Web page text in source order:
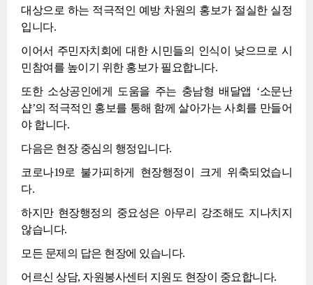
대상으로 하는 적극적인 예방 차원의 홍보가 절실한 실정
입니다.
이어서 주민자치회에 대한 시민들의 인식이 낮으므로 시
민참여를 높이기 위한 홍보가 필요합니다.
또한 소상공인에게 도움을 주는 충남형 배달앱 ‘소문난
샵’의 적극적인 홍보를 통해 함께 살아가는 사회를 만들어
야 합니다.
다음은 현장 중심의 행정입니다.
코로나19로 불가피하게 현장행정이 크게 위축되었습니
다.
하지만 현장행정의 중요성은 아무리 강조해도 지나치지
않습니다.
모든 문제의 답은 현장에 있습니다.
어르신 상담, 자원봉사센터 지원도 현장이 중요합니다.